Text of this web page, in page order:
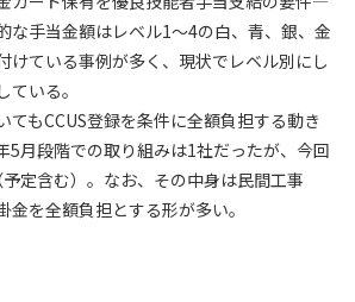
な手当金額はレベル1～4の白、青、銀、金
けている事例が多く、現状でレベル別にし
いる。
もCCUS登録を条件に全額負担する動き
5月段階での取り組みは1社だったが、今回
定含む）。なお、その中身は民間工事
金を全額負担とする形が多い。
管理者が発行したIDおよびパスワードの使
いて責任を負うものとします。
およびパスワードを、貸与、譲渡、売買、
、第三者に利用させることはできませ
パスワードの管理不十分、使用上の過誤、
を含む）の使用等による損害について責任
理者は一切責任を負いません。